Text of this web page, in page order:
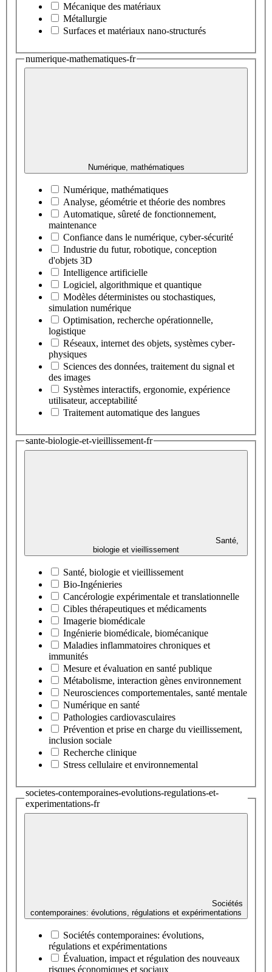
Mécanique des matériaux
Métallurgie
Surfaces et matériaux nano-structurés
numerique-mathematiques-fr
Numérique, mathématiques
Numérique, mathématiques
Analyse, géométrie et théorie des nombres
Automatique, sûreté de fonctionnement,
maintenance
Confiance dans le numérique, cyber-sécurité
Industrie du futur, robotique, conception
d'objets 3D
Intelligence artificielle
Logiciel, algorithmique et quantique
Modèles déterministes ou stochastiques,
simulation numérique
Optimisation, recherche opérationnelle,
logistique
Réseaux, internet des objets, systèmes cyber-
physiques
Sciences des données, traitement du signal et
des images
Systèmes interactifs, ergonomie, expérience
utilisateur, acceptabilité
Traitement automatique des langues
sante-biologie-et-vieillissement-fr
Santé,
biologie et vieillissement
Santé, biologie et vieillissement
Bio-Ingénieries
Cancérologie expérimentale et translationnelle
Cibles thérapeutiques et médicaments
Imagerie biomédicale
Ingénierie biomédicale, biomécanique
Maladies inflammatoires chroniques et
immunités
Mesure et évaluation en santé publique
Métabolisme, interaction gènes environnement
Neurosciences comportementales, santé mentale
Numérique en santé
Pathologies cardiovasculaires
Prévention et prise en charge du vieillissement,
inclusion sociale
Recherche clinique
Stress cellulaire et environnemental
societes-contemporaines-evolutions-regulations-et-
experimentations-fr
Sociétés
contemporaines: évolutions, régulations et expérimentations
Sociétés contemporaines: évolutions,
régulations et expérimentations
Évaluation, impact et régulation des nouveaux
risques économiques et sociaux